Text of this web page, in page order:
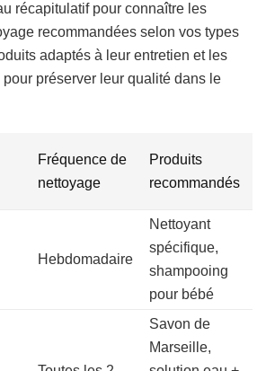
récapitulatif pour connaître les
recommandées selon vos types
adaptés à leur entretien et les
préserver leur qualité dans le
Fréquence de
nettoyage
Produits
recommandés
Hebdomadaire
Nettoyant
spécifique,
shampooing
pour bébé
Savon de
Marseille,